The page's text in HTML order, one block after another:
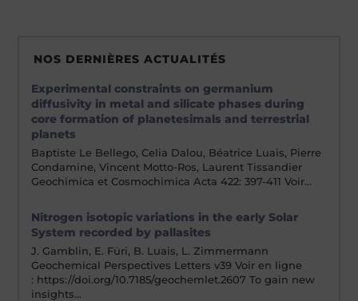
NOS DERNIÈRES ACTUALITÉS
Experimental constraints on germanium
diffusivity in metal and silicate phases during
core formation of planetesimals and terrestrial
planets
Baptiste Le Bellego, Celia Dalou, Béatrice Luais, Pierre
Condamine, Vincent Motto-Ros, Laurent Tissandier
Geochimica et Cosmochimica Acta 422: 397-411 Voir…
Nitrogen isotopic variations in the early Solar
System recorded by pallasites
J. Gamblin, E. Füri, B. Luais, L. Zimmermann
Geochemical Perspectives Letters v39 Voir en ligne
: https://doi.org/10.7185/geochemlet.2607 To gain new
insights…